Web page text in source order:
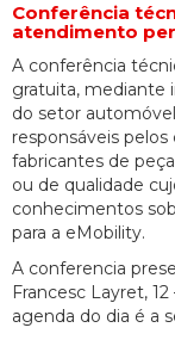
Conferência
atendimento
A conferência
gratuita, mediante
do setor
responsáveis
fabricantes de
ou de qualidade
conhecimentos
para a eMobility.
A conferencia
Francesc Layret,
agenda do dia é a